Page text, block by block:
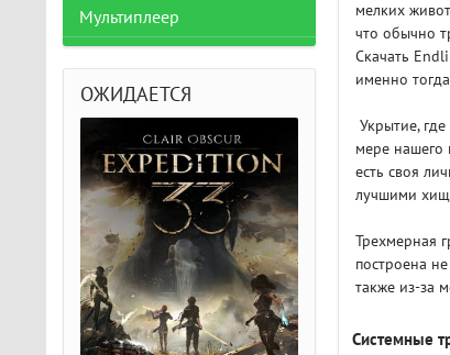
мелких
что обычно
Скачать
именно
Укрытие,
мере нашего
есть своя
лучшими
Трехмерная
построена
также из-за
Системные
Мультиплеер
ОЖИДАЕТСЯ